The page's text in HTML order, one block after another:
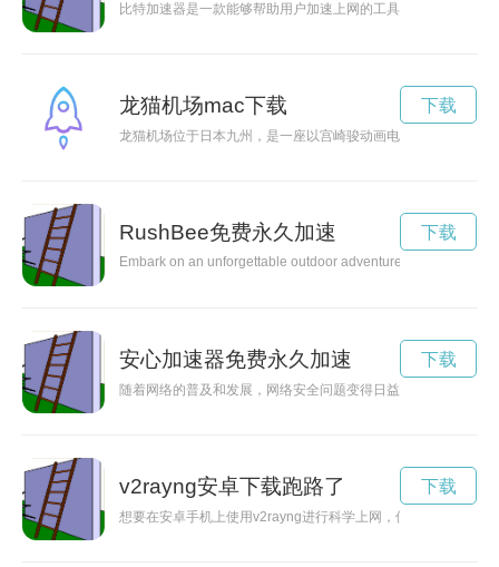
比特加速器是一款能够帮助用户加速上网的工具软件，通过优
龙猫机场mac下载
龙猫机场位于日本九州，是一座以宫崎骏动画电影《龙猫》为
下载
RushBee免费永久加速
Embark on an unforgettable outdoor adventure with
下载
安心加速器免费永久加速
随着网络的普及和发展，网络安全问题变得日益突出。安心加
下载
v2rayng安卓下载跑路了
想要在安卓手机上使用v2rayng进行科学上网，但不知道如何下
下载